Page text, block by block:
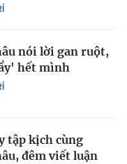
nói lời gan ruột,
hết mình
tập kịch cùng
đêm viết luận